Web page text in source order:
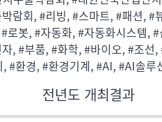
람회, #리빙, #스마트, #패션, #
로봇, #자동화, #자동화시스템,
, #부품, #화학, #바이오, #조선
#환경, #환경기계, #AI, #AI솔루
전년도 개최결과